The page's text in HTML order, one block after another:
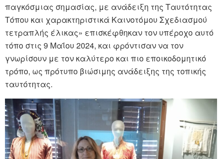
παγκόσμιας σημασίας, με ανάδειξη της Ταυτότητας
Τόπου και χαρακτηριστικά Καινοτόμου Σχεδιασμού
τετραπλής έλικας» επισκέφθηκαν τον υπέροχο αυτό
τόπο στις 9 Μαΐου 2024, και φρόντισαν να τον
γνωρίσουν με τον καλύτερο και πιο εποικοδομητικό
τρόπο, ως πρότυπο βιώσιμης ανάδειξης της τοπικής
ταυτότητας.